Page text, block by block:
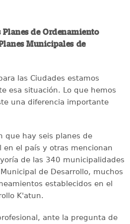
de Ordenamiento
Municipales de
las Ciudades estamos
esa situación. Lo que hemos
una diferencia importante
que hay seis planes de
el país y otras mencionan
de las 340 municipalidades
de Desarrollo, muchos
establecidos en el
K'atun.
ante la pregunta de